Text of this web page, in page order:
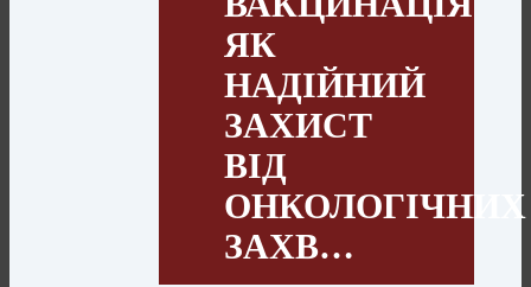
ЯК
НАДІЙНИЙ
ЗАХИСТ
ВІД
ОНКОЛОГІЧНИХ
ЗАХВ…